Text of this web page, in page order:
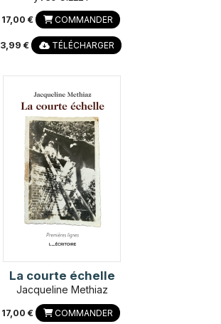
17,00 € COMMANDER
3,99 € TÉLÉCHARGER
La courte échelle
Jacqueline Methiaz
17,00 € COMMANDER